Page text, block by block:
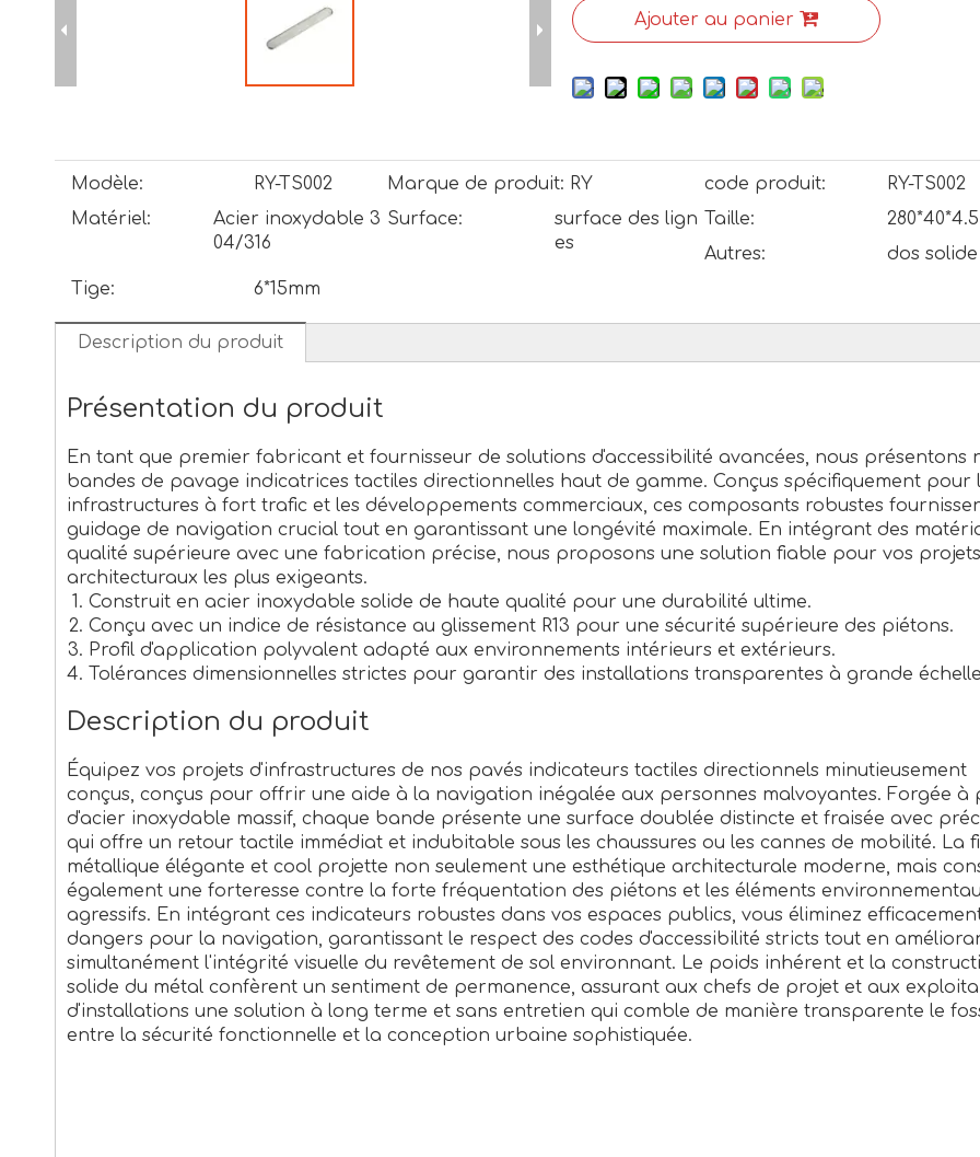
Ajouter au panier
Modèle: RY-TS002 Marque de produit: RY code produit:
RY-TS002
Matériel:
Acier inoxydable 3
04/316
Surface:
surface des lign
es
Taille:
Autres:
dos solide
Tige:
6*15mm
Description du produit
Présentation du produit
En tant que premier fabricant et fournisseur de solutions d'accessibilité avancées, nous présentons
bandes de pavage indicatrices tactiles directionnelles haut de gamme. Conçus spécifiquement pour
infrastructures à fort trafic et les développements commerciaux, ces composants robustes
guidage de navigation crucial tout en garantissant une longévité maximale. En intégrant des
qualité supérieure avec une fabrication précise, nous proposons une solution fiable pour vos projets
architecturaux les plus exigeants.
Construit en acier inoxydable solide de haute qualité pour une durabilité ultime.
Conçu avec un indice de résistance au glissement R13 pour une sécurité supérieure des piétons.
Profil d'application polyvalent adapté aux environnements intérieurs et extérieurs.
Tolérances dimensionnelles strictes pour garantir des installations transparentes à grande
Description du produit
Équipez vos projets d'infrastructures de nos pavés indicateurs tactiles directionnels minutieusement
conçus, conçus pour offrir une aide à la navigation inégalée aux personnes malvoyantes. Forgée à
d'acier inoxydable massif, chaque bande présente une surface doublée distincte et fraisée avec
qui offre un retour tactile immédiat et indubitable sous les chaussures ou les cannes de mobilité. La
métallique élégante et cool projette non seulement une esthétique architecturale moderne, mais
également une forteresse contre la forte fréquentation des piétons et les éléments
agressifs. En intégrant ces indicateurs robustes dans vos espaces publics, vous éliminez
dangers pour la navigation, garantissant le respect des codes d'accessibilité stricts tout en
simultanément l'intégrité visuelle du revêtement de sol environnant. Le poids inhérent et la
solide du métal confèrent un sentiment de permanence, assurant aux chefs de projet et aux
d'installations une solution à long terme et sans entretien qui comble de manière transparente le
entre la sécurité fonctionnelle et la conception urbaine sophistiquée.